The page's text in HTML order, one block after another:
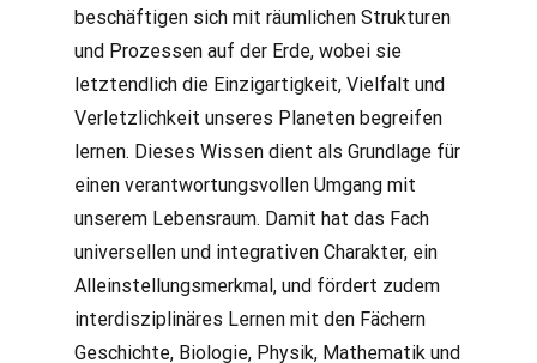
beschäftigen sich mit räumlichen Strukturen
und Prozessen auf der Erde, wobei sie
letztendlich die Einzigartigkeit, Vielfalt und
Verletzlichkeit unseres Planeten begreifen
lernen. Dieses Wissen dient als Grundlage für
einen verantwortungsvollen Umgang mit
unserem Lebensraum. Damit hat das Fach
universellen und integrativen Charakter, ein
Alleinstellungsmerkmal, und fördert zudem
interdisziplinäres Lernen mit den Fächern
Geschichte, Biologie, Physik, Mathematik und